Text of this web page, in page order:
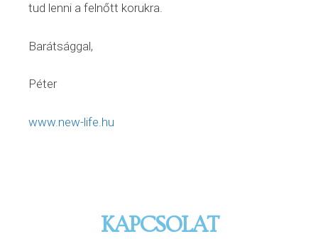
tud lenni a felnőtt korukra.
Barátsággal,
Péter
www.new-life.hu
KAPCSOLAT